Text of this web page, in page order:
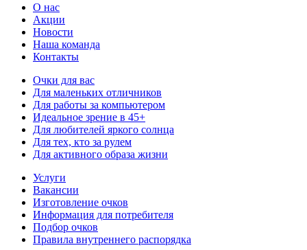
О нас
Акции
Новости
Наша команда
Контакты
Очки для вас
Для маленьких отличников
Для работы за компьютером
Идеальное зрение в 45+
Для любителей яркого солнца
Для тех, кто за рулем
Для активного образа жизни
Услуги
Вакансии
Изготовление очков
Информация для потребителя
Подбор очков
Правила внутреннего распорядка